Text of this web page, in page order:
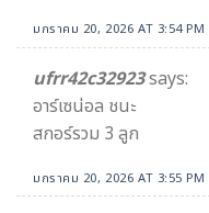
มกราคม 20, 2026 AT 3:54 PM
ufrr42c32923says:
อาร์เซน่อล ชนะ
สกอร์รวม 3 ลูก
มกราคม 20, 2026 AT 3:55 PM